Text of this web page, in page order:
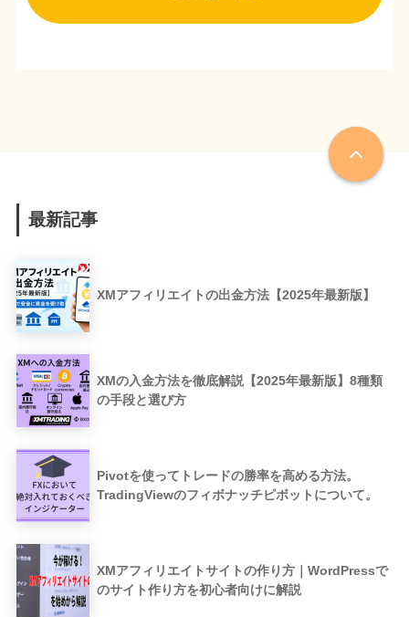
最新記事
XMアフィリエイトの出金方法【2025年最新版】
XMの入金方法を徹底解説【2025年最新版】8種類
の手段と選び方
Pivotを使ってトレードの勝率を高める方法。
TradingViewのフィボナッチピボットについて。
XMアフィリエイトサイトの作り方｜WordPressで
のサイト作り方を初心者向けに解説